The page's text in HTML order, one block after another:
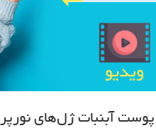
آبنبات ژل‌های